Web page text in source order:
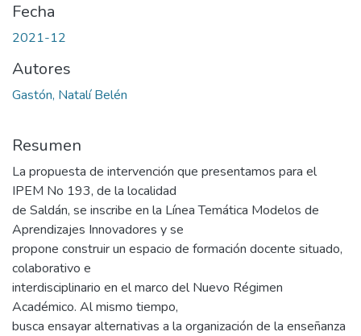
Fecha
2021-12
Autores
Gastón, Natalí Belén
Resumen
La propuesta de intervención que presentamos para el
IPEM No 193, de la localidad
de Saldán, se inscribe en la Línea Temática Modelos de
Aprendizajes Innovadores y se
propone construir un espacio de formación docente situado,
colaborativo e
interdisciplinario en el marco del Nuevo Régimen
Académico. Al mismo tiempo,
busca ensayar alternativas a la organización de la enseñanza